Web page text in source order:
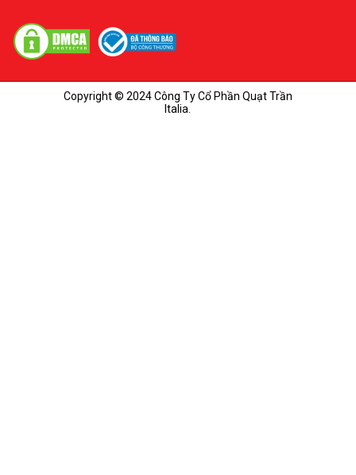
Copyright © 2024 Công Ty Cổ Phần Quạt Trần
Italia.